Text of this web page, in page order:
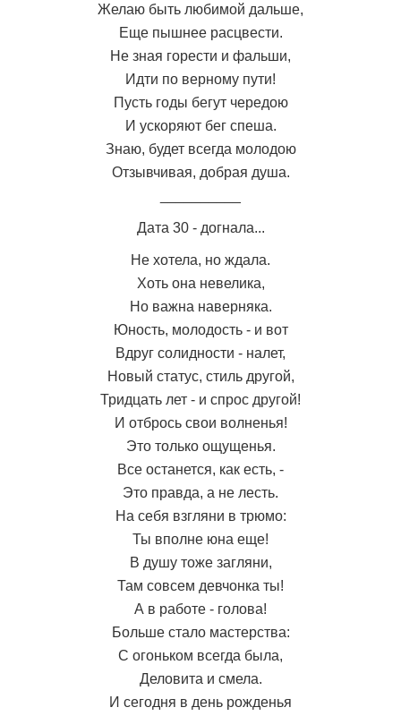
Желаю быть любимой дальше,
Еще пышнее расцвести.
Не зная горести и фальши,
Идти по верному пути!
Пусть годы бегут чередою
И ускоряют бег спеша.
Знаю, будет всегда молодою
Отзывчивая, добрая душа.
Дата 30 - догнала...
Не хотела, но ждала.
Хоть она невелика,
Но важна наверняка.
Юность, молодость - и вот
Вдруг солидности - налет,
Новый статус, стиль другой,
Тридцать лет - и спрос другой!
И отбрось свои волненья!
Это только ощущенья.
Все останется, как есть, -
Это правда, а не лесть.
На себя взгляни в трюмо:
Ты вполне юна еще!
В душу тоже загляни,
Там совсем девчонка ты!
А в работе - голова!
Больше стало мастерства:
С огоньком всегда была,
Деловита и смела.
И сегодня в день рожденья